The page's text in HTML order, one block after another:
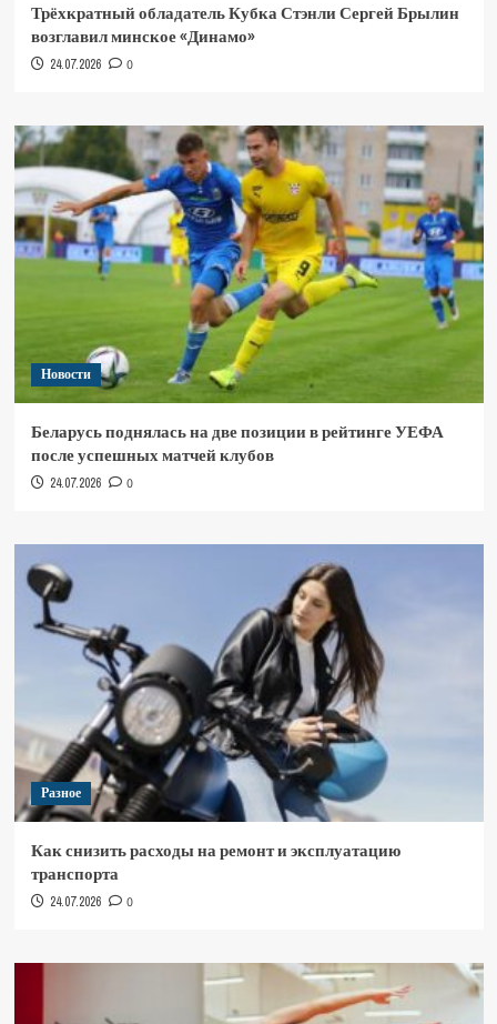
Трёхкратный обладатель Кубка Стэнли Сергей Брылин
возглавил минское «Динамо»
24.07.2026 0
Новости
Беларусь поднялась на две позиции в рейтинге УЕФА
после успешных матчей клубов
24.07.2026 0
Разное
Как снизить расходы на ремонт и эксплуатацию
транспорта
24.07.2026 0